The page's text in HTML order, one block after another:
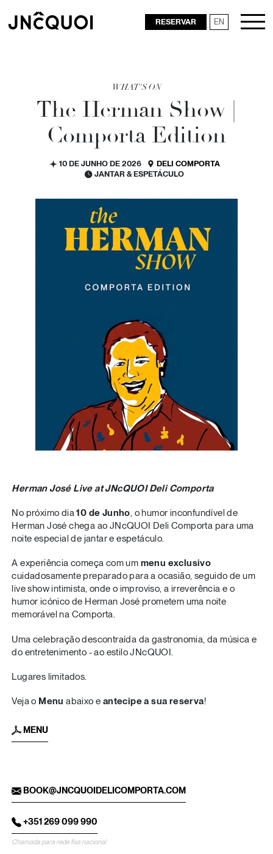
RESERVAR EN
WHAT'S ON
The Herman Show |
Comporta Edition
10 DE JUNHO DE 2026
DELI COMPORTA
JANTAR & ESPETÁCULO
Herman José Live at JNcQUOI Deli Comporta
No próximo dia10 de Junho, o humor inconfundível de
Herman José chega ao JNcQUOI Deli Comporta para uma
noite especial de jantar e espetáculo.
A experiência começa com um menu exclusivo
cuidadosamente preparado para a ocasião, seguido de um
live show intimista, onde o improviso, a irreverência e o
humor icónico de Herman José prometem uma noite
memorável na Comporta.
Uma celebração descontraída da gastronomia, da música e
do entretenimento - ao estilo JNcQUOI.
Lugares limitados.
Veja o Menu abaixo e antecipe a sua reserva!
MENU
BOOK@JNCQUOIDELICOMPORTA.COM
+351 269 099 990
Chamada para rede fixa nacional